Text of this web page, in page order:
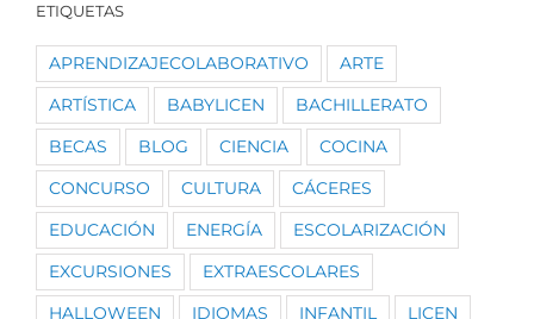
ETIQUETAS
APRENDIZAJECOLABORATIVO ARTE
ARTÍSTICA BABYLICEN BACHILLERATO
BECAS BLOG CIENCIA COCINA
CONCURSO CULTURA CÁCERES
EDUCACIÓN ENERGÍA ESCOLARIZACIÓN
EXCURSIONES EXTRAESCOLARES
HALLOWEEN IDIOMAS INFANTIL LICEN